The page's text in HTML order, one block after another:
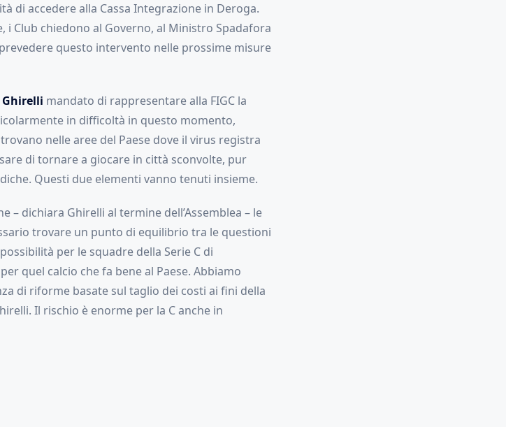
di accedere alla Cassa Integrazione in Deroga.
i Club chiedono al Governo, al Ministro Spadafora
questo intervento nelle prossime misure
Ghirelli mandato di rappresentare alla FIGC la
in difficoltà in questo momento,
nelle aree del Paese dove il virus registra
di tornare a giocare in città sconvolte, pur
Questi due elementi vanno tenuti insieme.
– dichiara Ghirelli al termine dell’Assemblea – le
trovare un punto di equilibrio tra le questioni
per le squadre della Serie C di
quel calcio che fa bene al Paese. Abbiamo
di riforme basate sul taglio dei costi ai fini della
Il rischio è enorme per la C anche in